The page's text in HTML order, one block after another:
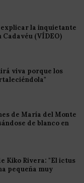
la inquietante
Cadavéu (VÍDEO)
viva porque los
de María del Monte
de blanco en
Kiko Rivera: "El ictus
pequeña muy